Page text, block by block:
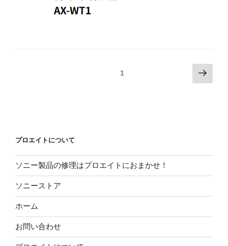
ジ
送
り
1
次
の
プロエイトについて
ソニー製品の修理はプロエイトにおまかせ！
ソニーストア
ホーム
お問い合わせ